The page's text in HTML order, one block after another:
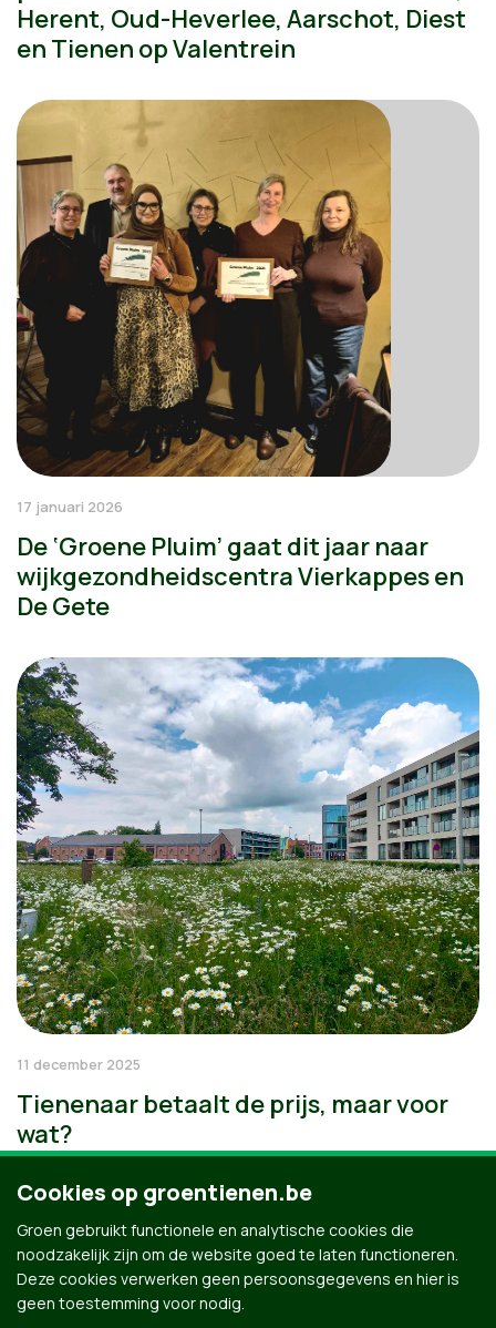
Herent, Oud-Heverlee, Aarschot, Diest
en Tienen op Valentrein
17 januari 2026
De ‘Groene Pluim’ gaat dit jaar naar
wijkgezondheidscentra Vierkappes en
De Gete
11 december 2025
Tienenaar betaalt de prijs, maar voor
wat?
Cookies op groentienen.be
Groen gebruikt functionele en analytische cookies die
noodzakelijk zijn om de website goed te laten functioneren.
Deze cookies verwerken geen persoonsgegevens en hier is
geen toestemming voor nodig.